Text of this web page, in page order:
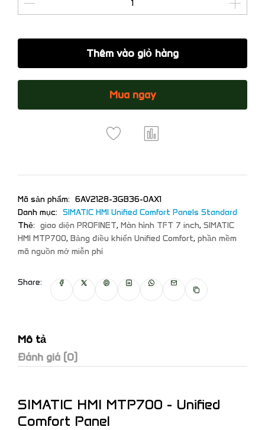
Thêm vào giỏ hàng
Mua ngay
Mã sản phẩm: 6AV2128-3GB36-0AX1
Danh mục: SIMATIC HMI Unified Comfort Panels Standard
Thẻ: giao diện PROFINET, Màn hình TFT 7 inch, SIMATIC
HMI MTP700, Bảng điều khiển Unified Comfort, phần mềm
mã nguồn mở miễn phí
Share:
Mô tả
Đánh giá (0)
SIMATIC HMI MTP700 - Unified
Comfort Panel